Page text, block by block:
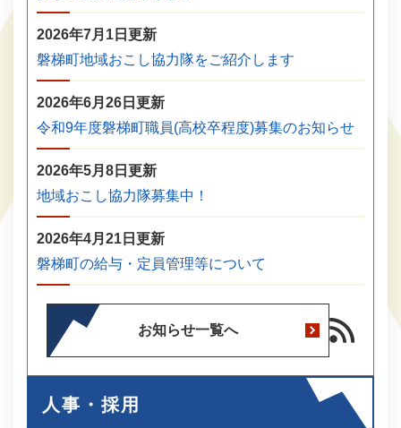
2026年7月1日更新
磐梯町地域おこし協力隊をご紹介します
2026年6月26日更新
令和9年度磐梯町職員(高校卒程度)募集のお知らせ
2026年5月8日更新
地域おこし協力隊募集中！
2026年4月21日更新
磐梯町の給与・定員管理等について
お知らせ一覧へ
人事・採用